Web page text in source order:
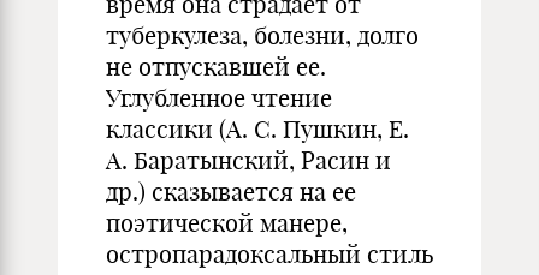
туберкулеза, болезни, долго
не отпускавшей ее.
Углубленное чтение
классики (А. С. Пушкин, Е.
А. Баратынский, Расин и
др.) сказывается на ее
поэтической манере,
остропарадоксальный стиль